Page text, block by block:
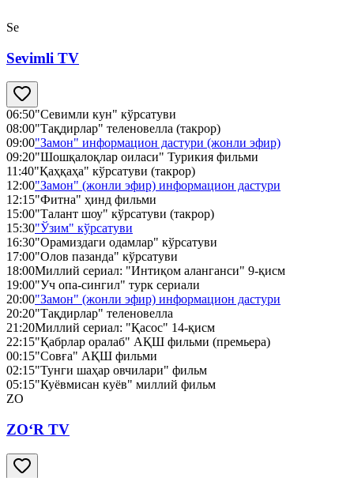
Se
Sevimli TV
06:50"Севимли кун" кўрсатуви
08:00"Тақдирлар" теленовелла (такрор)
09:00"Замон" информацион дастури (жонли эфир)
09:20"Шошқалоқлар оиласи" Турикия фильми
11:40"Қаҳқаҳа" кўрсатуви (такрор)
12:00"Замон" (жонли эфир) информацион дастури
12:15"Фитна" ҳинд фильми
15:00"Талант шоу" кўрсатуви (такрор)
15:30"Ўзим" кўрсатуви
16:30"Орамиздаги одамлар" кўрсатуви
17:00"Олов пазанда" кўрсатуви
18:00Миллий сериал: "Интиқом аланганси" 9-қисм
19:00"Уч опа-сингил" турк сериали
20:00"Замон" (жонли эфир) информацион дастури
20:20"Тақдирлар" теленовелла
21:20Миллий сериал: "Қасос" 14-қисм
22:15"Қабрлар оралаб" АҚШ фильми (премьера)
00:15"Совға" АҚШ фильми
02:15"Тунги шаҳар овчилари" фильм
05:15"Куёвмисан куёв" миллий фильм
ZO
ZO‘R TV